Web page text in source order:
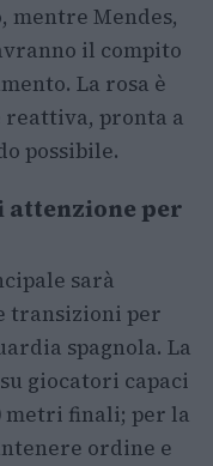
Mendes,
il compito
La rosa è
reattiva, pronta a
possibile.
attenzione per
sarà
transizioni per
spagnola. La
giocatori capaci
metri finali; per la
ordine e